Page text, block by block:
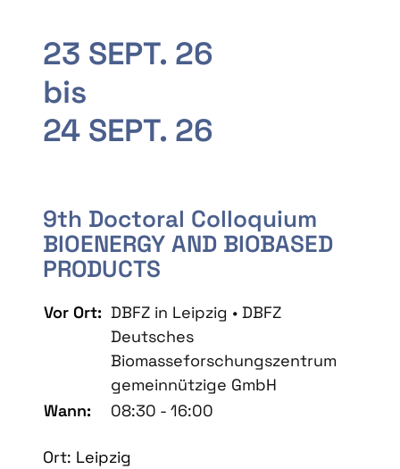
23 SEPT. 26
bis
24 SEPT. 26
9th Doctoral Colloquium
BIOENERGY AND BIOBASED
PRODUCTS
Vor Ort: DBFZ in Leipzig • DBFZ
Deutsches
Biomasseforschungszentrum
gemeinnützige GmbH
Wann:
08:30 - 16:00
Ort: Leipzig